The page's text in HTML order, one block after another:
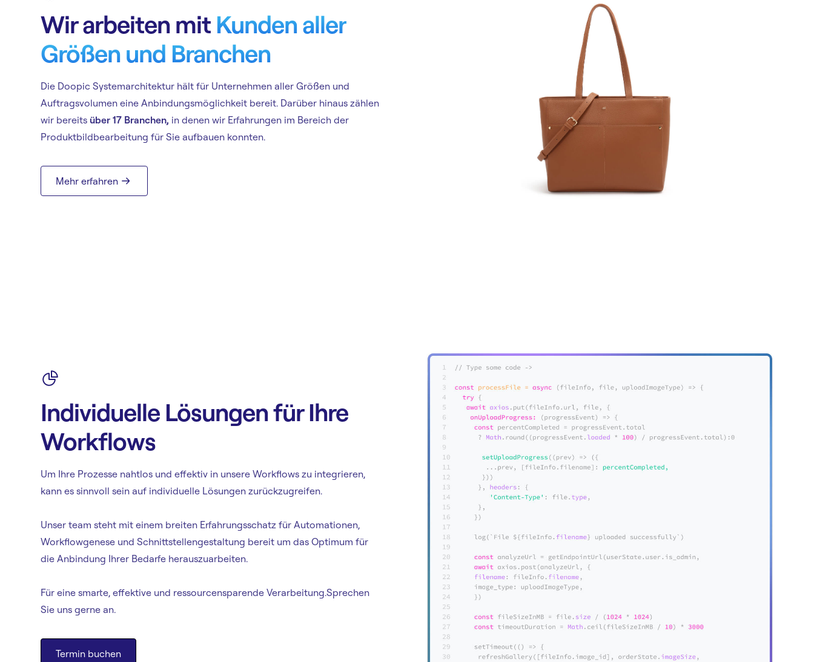
Wir arbeiten mit Kunden aller
Größen und Branchen
Die Doopic Systemarchitektur hält für Unternehmen aller Größen und
Auftragsvolumen eine Anbindungsmöglichkeit bereit. Darüber hinaus zählen
wir bereits über 17 Branchen, in denen wir Erfahrungen im Bereich der
Produktbildbearbeitung für Sie aufbauen konnten.
Mehr erfahren
Individuelle Lösungen für Ihre
Workflows
Um Ihre Prozesse nahtlos und effektiv in unsere Workflows zu integrieren,
kann es sinnvoll sein auf individuelle Lösungen zurückzugreifen.
Unser team steht mit einem breiten Erfahrungsschatz für Automationen,
Workflowgenese und Schnittstellengestaltung bereit um das Optimum für
die Anbindung Ihrer Bedarfe herauszuarbeiten.
Für eine smarte, effektive und ressourcensparende Verarbeitung.Sprechen
Sie uns gerne an.
Termin buchen